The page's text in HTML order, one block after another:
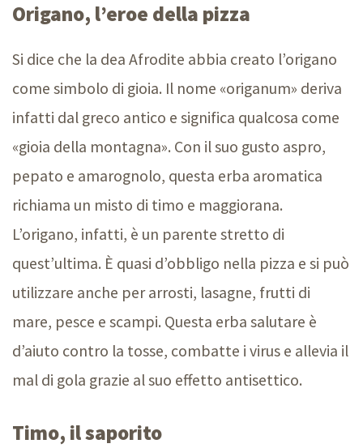
Origano, l’eroe della pizza
Si dice che la dea Afrodite abbia creato l’origano
come simbolo di gioia. Il nome «origanum» deriva
infatti dal greco antico e significa qualcosa come
«gioia della montagna». Con il suo gusto aspro,
pepato e amarognolo, questa erba aromatica
richiama un misto di timo e maggiorana.
L’origano, infatti, è un parente stretto di
quest’ultima. È quasi d’obbligo nella pizza e si può
utilizzare anche per arrosti, lasagne, frutti di
mare, pesce e scampi. Questa erba salutare è
d’aiuto contro la tosse, combatte i virus e allevia il
mal di gola grazie al suo effetto antisettico.
Timo, il saporito